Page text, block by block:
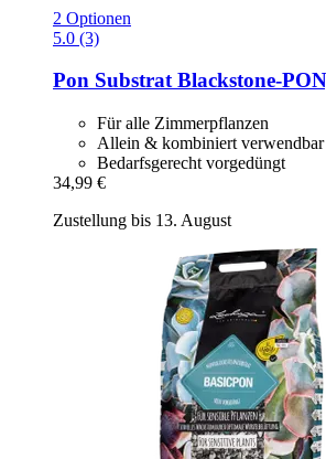
2 Optionen
5.0 (3)
Pon Substrat Blackstone-​
Für alle Zimmerpflanzen
Allein & kombiniert verwendbar
Bedarfsgerecht vorgedüngt
34,99 €
Zustellung bis 13. August